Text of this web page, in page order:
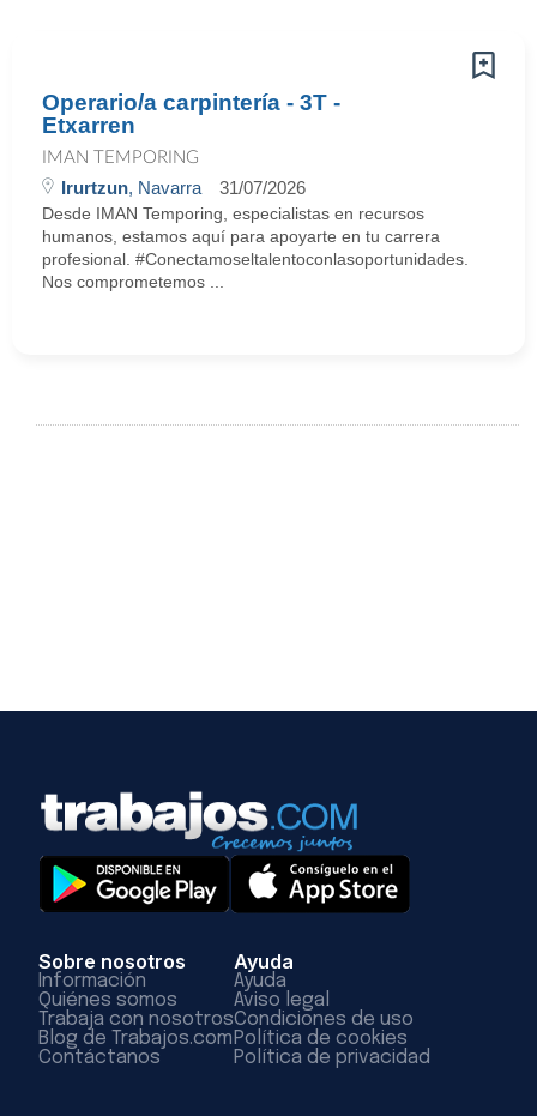
Operario/a carpintería - 3T -
Etxarren
IMAN TEMPORING
Irurtzun, Navarra 31/07/2026
Desde IMAN Temporing, especialistas en recursos
humanos, estamos aquí para apoyarte en tu carrera
profesional. #Conectamoseltalentoconlasoportunidades.
Nos comprometemos ...
Sobre nosotros
Información
Quiénes somos
Trabaja con nosotros
Blog de Trabajos.com
Contáctanos
Ayuda
Ayuda
Aviso legal
Condiciones de uso
Política de cookies
Política de privacidad